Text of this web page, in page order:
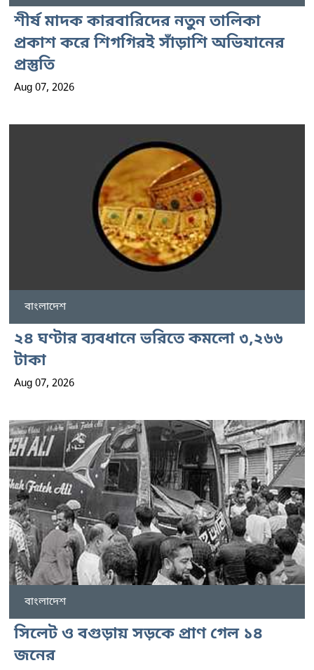
শীর্ষ মাদক কারবারিদের নতুন তালিকা
প্রকাশ করে শিগগিরই সাঁড়াশি অভিযানের
প্রস্তুতি
Aug 07, 2026
বাংলাদেশ
২৪ ঘণ্টার ব্যবধানে ভরিতে কমলো ৩,২৬৬
টাকা
Aug 07, 2026
বাংলাদেশ
সিলেট ও বগুড়ায় সড়কে প্রাণ গেল ১৪
জনের